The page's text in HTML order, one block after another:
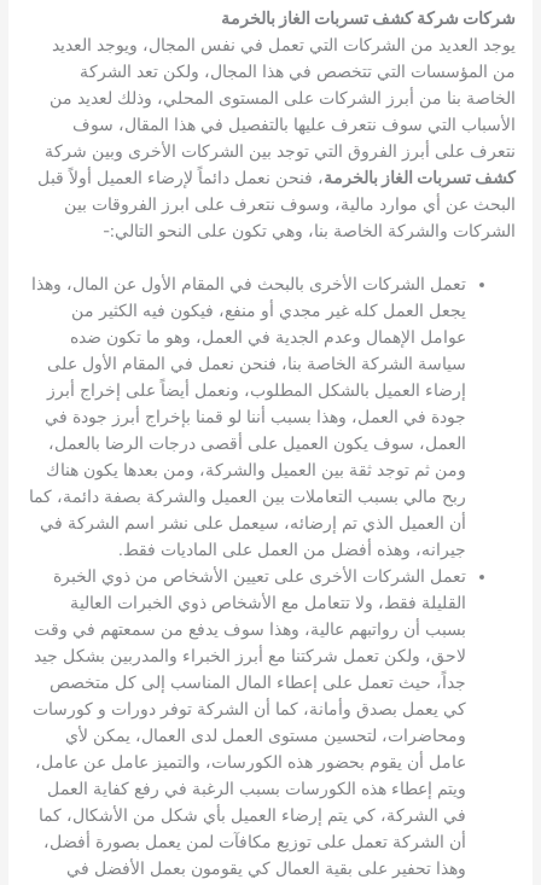
شركات شركة كشف تسربات الغاز بالخرمة
يوجد العديد من الشركات التي تعمل في نفس المجال، ويوجد العديد
من المؤسسات التي تتخصص في هذا المجال، ولكن تعد الشركة
الخاصة بنا من أبرز الشركات على المستوى المحلي، وذلك لعديد من
الأسباب التي سوف نتعرف عليها بالتفصيل في هذا المقال، سوف
نتعرف على أبرز الفروق التي توجد بين الشركات الأخرى وبين شركة
كشف تسربات الغاز بالخرمة، فنحن نعمل دائماً لإرضاء العميل أولاً قبل
البحث عن أي موارد مالية، وسوف نتعرف على ابرز الفروقات بين
الشركات والشركة الخاصة بنا، وهي تكون على النحو التالي:-
تعمل الشركات الأخرى بالبحث في المقام الأول عن المال، وهذا
يجعل العمل كله غير مجدي أو منفع، فيكون فيه الكثير من
عوامل الإهمال وعدم الجدية في العمل، وهو ما تكون ضده
سياسة الشركة الخاصة بنا، فنحن نعمل في المقام الأول على
إرضاء العميل بالشكل المطلوب، ونعمل أيضاً على إخراج أبرز
جودة في العمل، وهذا بسبب أننا لو قمنا بإخراج أبرز جودة في
العمل، سوف يكون العميل على أقصى درجات الرضا بالعمل،
ومن ثم توجد ثقة بين العميل والشركة، ومن بعدها يكون هناك
ربح مالي بسبب التعاملات بين العميل والشركة بصفة دائمة، كما
أن العميل الذي تم إرضائه، سيعمل على نشر اسم الشركة في
جيرانه، وهذه أفضل من العمل على الماديات فقط.
تعمل الشركات الأخرى على تعيين الأشخاص من ذوي الخبرة
القليلة فقط، ولا تتعامل مع الأشخاص ذوي الخبرات العالية
بسبب أن رواتبهم عالية، وهذا سوف يدفع من سمعتهم في وقت
لاحق، ولكن تعمل شركتنا مع أبرز الخبراء والمدربين بشكل جيد
جداً، حيث تعمل على إعطاء المال المناسب إلى كل متخصص
كي يعمل بصدق وأمانة، كما أن الشركة توفر دورات و كورسات
ومحاضرات، لتحسين مستوى العمل لدى العمال، يمكن لأي
عامل أن يقوم بحضور هذه الكورسات، والتميز عامل عن عامل،
ويتم إعطاء هذه الكورسات بسبب الرغبة في رفع كفاية العمل
في الشركة، كي يتم إرضاء العميل بأي شكل من الأشكال، كما
أن الشركة تعمل على توزيع مكافآت لمن يعمل بصورة أفضل،
وهذا تحفير على بقية العمال كي يقومون بعمل الأفضل في